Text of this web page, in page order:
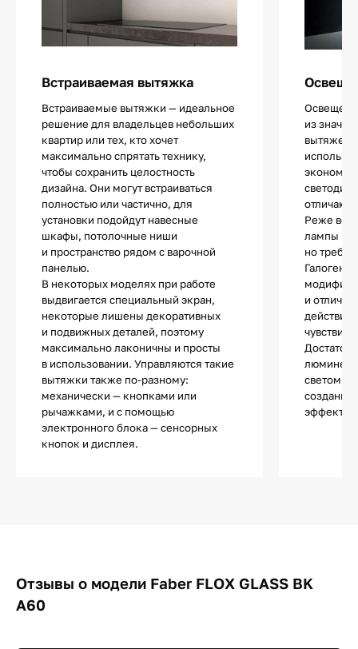
Встраиваемая вытяжка
Встраиваемые вытяжки — идеальное
решение для владельцев небольших
квартир или тех, кто хочет
максимально спрятать технику,
чтобы сохранить целостность
дизайна. Они могут встраиваться
полностью или частично, для
установки подойдут навесные
шкафы, потолочные ниши
и пространство рядом с варочной
панелью.
В некоторых моделях при работе
выдвигается специальный экран,
некоторые лишены декоративных
и подвижных деталей, поэтому
максимально лаконичны и просты
в использовании. Управляются такие
вытяжки также по-разному:
механически — кнопками или
рычажками, и с помощью
электронного блока — сенсорных
кнопок и дисплея.
из
вытяжек.
Реже
лампы
но
и
светом и
создания
Отзывы о модели Faber FLOX GLASS BK
A60